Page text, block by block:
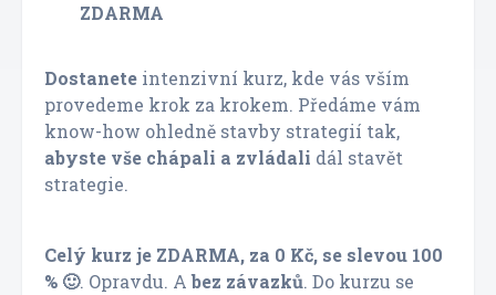
ZDARMA
Dostanete intenzivní kurz, kde vás vším
provedeme krok za krokem. Předáme vám
know-how ohledně stavby strategií tak,
abyste vše chápali a zvládali dál stavět
strategie.
Celý kurz je ZDARMA, za 0 Kč, se slevou 100
% 🙂. Opravdu. Abez závazků. Do kurzu se